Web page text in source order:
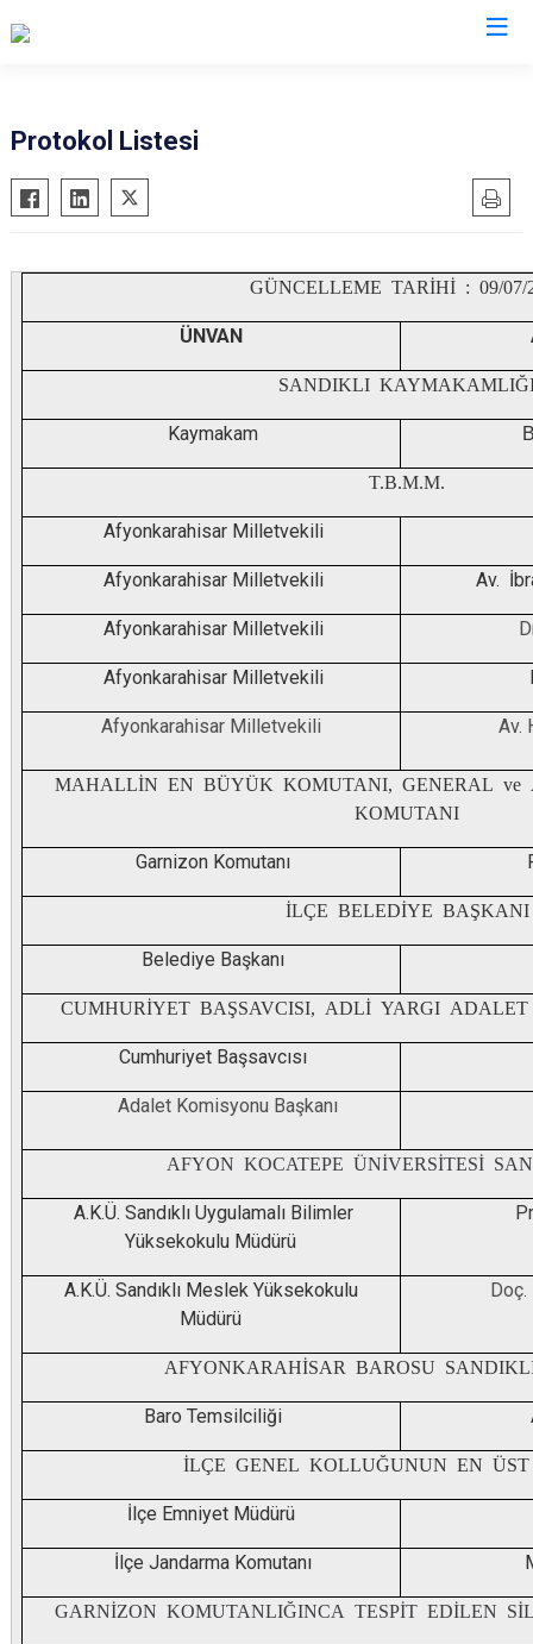
Başmakçı
Bayat
Dazkırı
Kızılören
Şuhut
Protokol Listesi
GÜNCELLEME TARİHİ : 09/07/
ÜNVAN
SANDIKLI
Kaymakam
T.B.M.M.
Afyonkarahisar Milletvekili
Afyonkarahisar Milletvekili Av.
Afyonkarahisar Milletvekili
Afyonkarahisar Milletvekili
Afyonkarahisar Milletvekili Av.
MAHALLİN EN BÜYÜK KOMUTANI, GENERAL ve
KOMUTANI
Garnizon Komutanı
İLÇE BELEDİYE BAŞKANI
Belediye Başkanı
CUMHURİYET BAŞSAVCISI, ADLİ YARGI
Cumhuriyet Başsavcısı
Adalet Komisyonu Başkanı
AFYON KOCATEPE ÜNİVERSİTESİ
A.K.Ü. Sandıklı Uygulamalı Bilimler
Yüksekokulu Müdürü
A.K.Ü. Sandıklı Meslek Yüksekokulu
Müdürü
Doç.
AFYONKARAHİSAR BAROSU
Baro Temsilciliği
İLÇE GENEL KOLLUĞUNUN EN
İlçe Emniyet Müdürü
İlçe Jandarma Komutanı
GARNİZON KOMUTANLIĞINCA TESPİT EDİLEN